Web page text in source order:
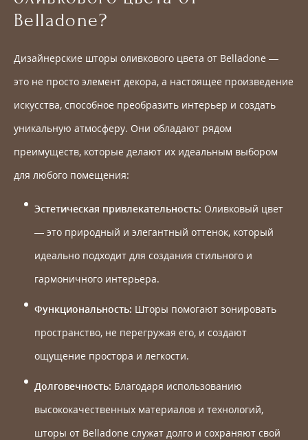
Belladone?
Дизайнерские шторы оливкового цвета от Belladone —
это не просто элемент декора, а настоящее произведение
искусства, способное преобразить интерьер и создать
уникальную атмосферу. Они обладают рядом
преимуществ, которые делают их идеальным выбором
для любого помещения:
Эстетическая привлекательность: Оливковый цвет
— это природный и элегантный оттенок, который
идеально подходит для создания стильного и
гармоничного интерьера.
Функциональность: Шторы помогают зонировать
пространство, не перегружая его, и создают
ощущение простора и легкости.
Долговечность: Благодаря использованию
высококачественных материалов и технологий,
шторы от Belladone служат долго и сохраняют свой